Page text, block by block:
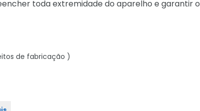
toda extremidade do aparelho e garantir o
de fabricação )